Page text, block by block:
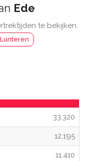
Ede
te bekijken.
Lunteren
33.320
12.195
11.410